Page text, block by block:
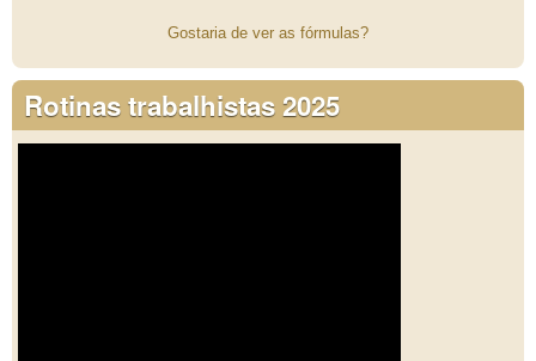
Gostaria de ver as fórmulas?
Rotinas trabalhistas 2025